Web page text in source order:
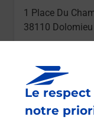
Le
notre
1 Place Du
38110 Dolomieu
Boîte aux
Le lien s'ouvre dans